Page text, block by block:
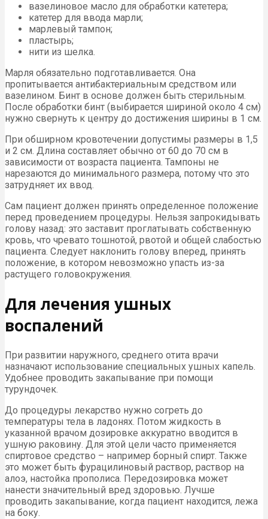
вазелиновое масло для обработки катетера;
катетер для ввода марли;
марлевый тампон;
пластырь;
нити из шелка.
Марля обязательно подготавливается. Она
пропитывается антибактериальным средством или
вазелином. Бинт в основе должен быть стерильным.
После обработки бинт (выбирается шириной около 4 см)
нужно свернуть к центру до достижения ширины в 1 см.
При обширном кровотечении допустимы размеры в 1,5
и 2 см. Длина составляет обычно от 60 до 70 см в
зависимости от возраста пациента. Тампоны не
нарезаются до минимального размера, потому что это
затрудняет их ввод.
Сам пациент должен принять определенное положение
перед проведением процедуры. Нельзя запрокидывать
голову назад: это заставит проглатывать собственную
кровь, что чревато тошнотой, рвотой и общей слабостью
пациента. Следует наклонить голову вперед, принять
положение, в котором невозможно упасть из-за
растущего головокружения.
Для лечения ушных
воспалений
При развитии наружного, среднего отита врачи
назначают использование специальных ушных капель.
Удобнее проводить закапывание при помощи
турундочек.
До процедуры лекарство нужно согреть до
температуры тела в ладонях. Потом жидкость в
указанной врачом дозировке аккуратно вводится в
ушную раковину. Для этой цели часто применяется
спиртовое средство – например борный спирт. Также
это может быть фурацилиновый раствор, раствор на
алоэ, настойка прополиса. Передозировка может
нанести значительный вред здоровью. Лучше
проводить закапывание, когда пациент находится, лежа
на боку.